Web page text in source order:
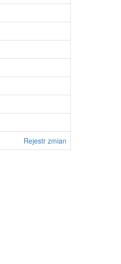
Rejestr zmian